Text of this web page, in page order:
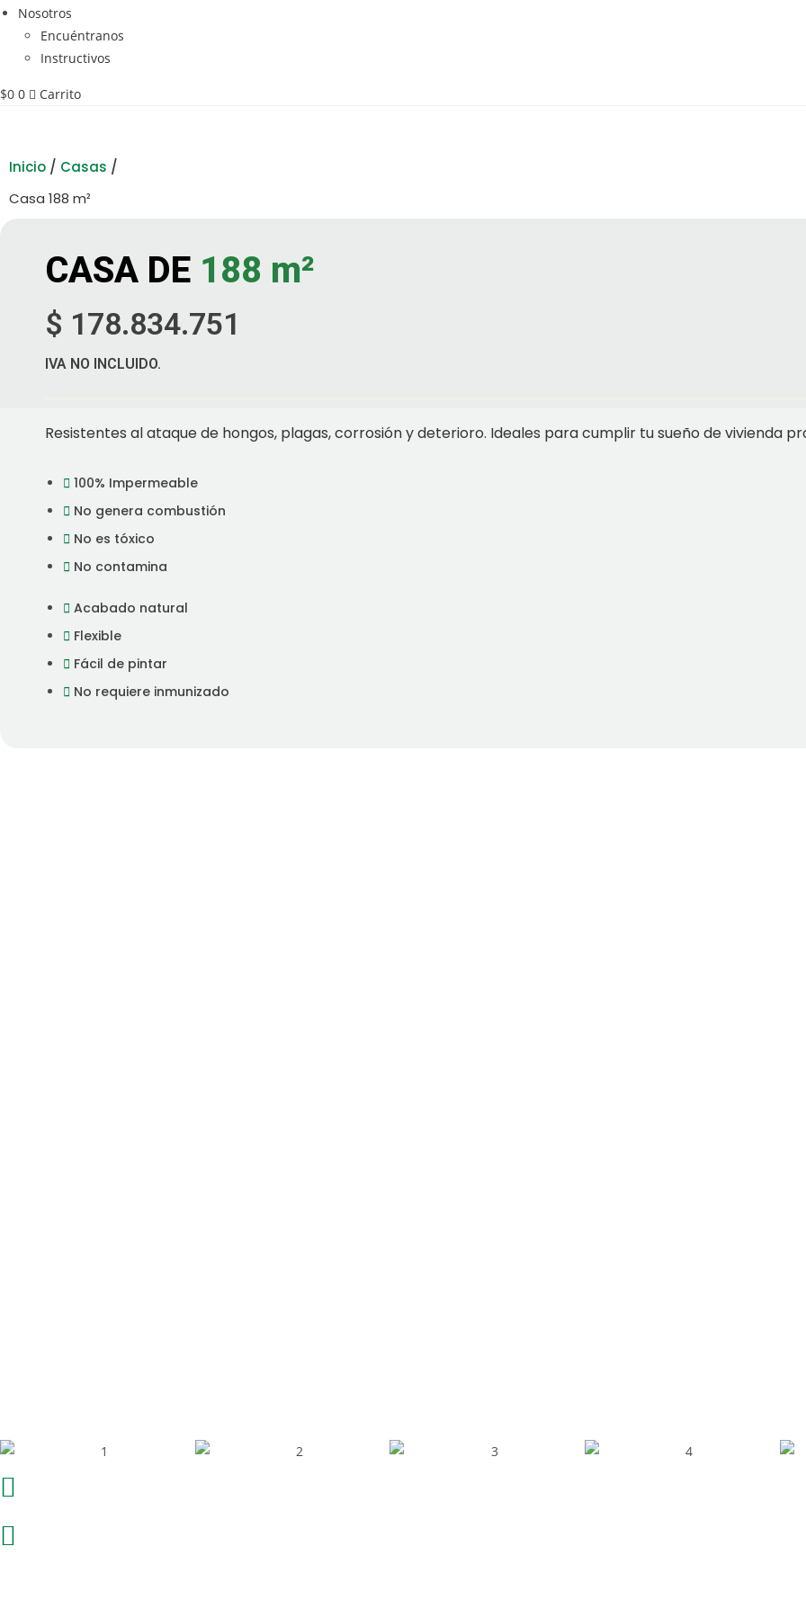
Nosotros
Encuéntranos
Instructivos
$0 0 Carrito
Inicio / Casas /
Casa 188 m²
CASA DE 188 m²
$ 178.834.751
IVA NO INCLUIDO.
Resistentes al ataque de hongos, plagas, corrosión y deterioro. Ideales para cumplir tu sueño de vivienda
100% Impermeable
No genera combustión
No es tóxico
No contamina
Acabado natural
Flexible
Fácil de pintar
No requiere inmunizado